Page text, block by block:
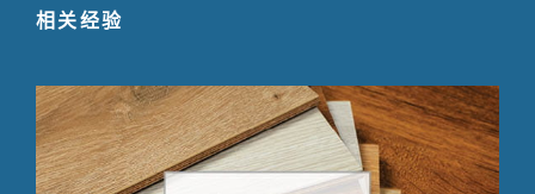
相关经验